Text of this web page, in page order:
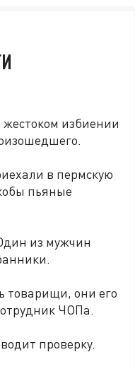
избиении
в пермскую
пьяные
из мужчин
товарищи, они его
ЧОПа.
проверку.